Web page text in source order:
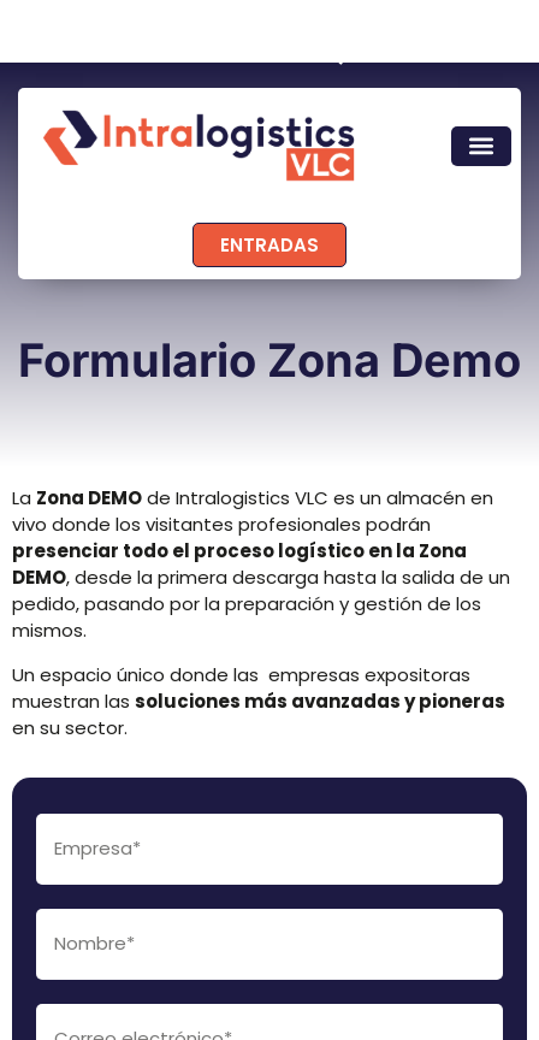
ENTRADAS
Formulario Zona Demo
La Zona DEMOde Intralogistics VLC es un almacén en
vivo donde los visitantes profesionales podrán
presenciar todo el proceso logístico en la Zona
DEMO, desde la primera descarga hasta la salida de un
pedido, pasando por la preparación y gestión de los
mismos.
Un espacio único donde las empresas expositoras
muestran las soluciones más avanzadas y pioneras
en su sector.